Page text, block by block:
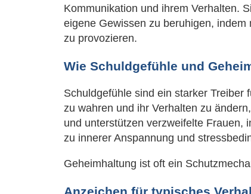
Kommunikation und ihrem Verhalten.
eigene Gewissen zu beruhigen,
zu provozieren.
Wie Schuldgefühle und
Schuldgefühle sind ein starker Treiber
zu wahren und ihr Verhalten zu
und unterstützen verzweifelte Frauen,
zu innerer Anspannung und
Geheimhaltung ist oft ein
Anzeichen für typisches